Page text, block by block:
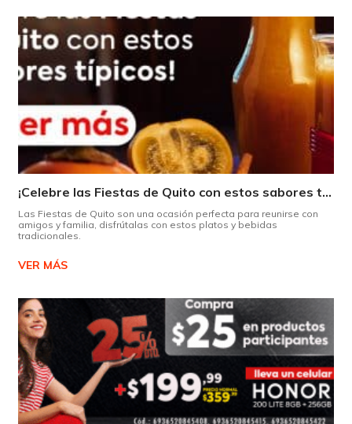
¡Celebre las Fiestas de Quito con estos sabores típicos!
Las Fiestas de Quito son una ocasión perfecta para reunirse con
amigos y familia, disfrútalas con estos platos y bebidas
tradicionales.
VER MÁS